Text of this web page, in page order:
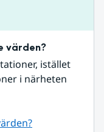
värden?
istället
i närheten